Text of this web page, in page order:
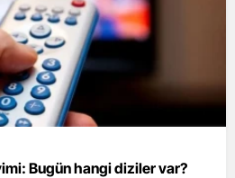
Bugün hangi diziler var?